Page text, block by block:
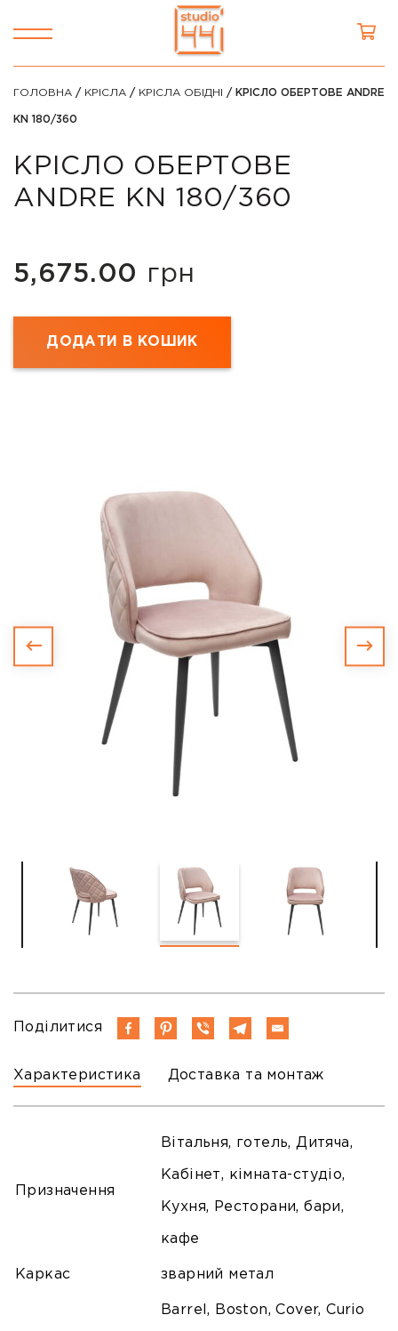
ГОЛОВНА / КРІСЛА / КРІСЛА ОБІДНІ / КРІСЛО ОБЕРТОВЕ ANDRE
KN 180/360
КРІСЛО ОБЕРТОВЕ
ANDRE KN 180/360
5,675.00 грн
ДОДАТИ В КОШИК
Характеристика Доставка та монтаж
Поділитися
Призначення
Вітальня, готель, Дитяча,
Кабінет, кімната-студіо,
Кухня, Ресторани, бари,
кафе
Каркас зварний метал
Barrel, Boston, Cover, Curio